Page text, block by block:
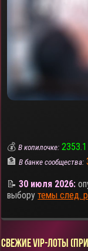
💰В копилочке: 2353.1
🏦В банке сообщества:
📝30 июля 2026:
выборутемы след.
СВЕЖИЕ VIP-ЛОТЫ